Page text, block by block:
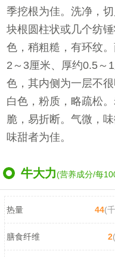
季挖根为佳。洗净，
块根圆柱状或几个纺
色，稍粗糙，有环纹
2～3厘米、厚约0.5～
色，其内侧为一层不
白色，粉质，略疏松
脆，易折断。气微，
味甜者为佳。
牛大力(营养成分/每
热量 44(
膳食纤维 2